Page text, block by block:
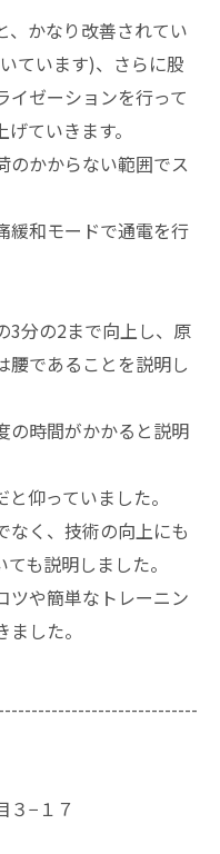
、かなり改善されてい
ています)、さらに股
イゼーションを行って
ていきます。
のかからない範囲でス
緩和モードで通電を行
3分の2まで向上し、原
腰であることを説明し
の時間がかかると説明
仰っていました。
なく、技術の向上にも
も説明しました。
ツや簡単なトレーニン
した。
３−１７